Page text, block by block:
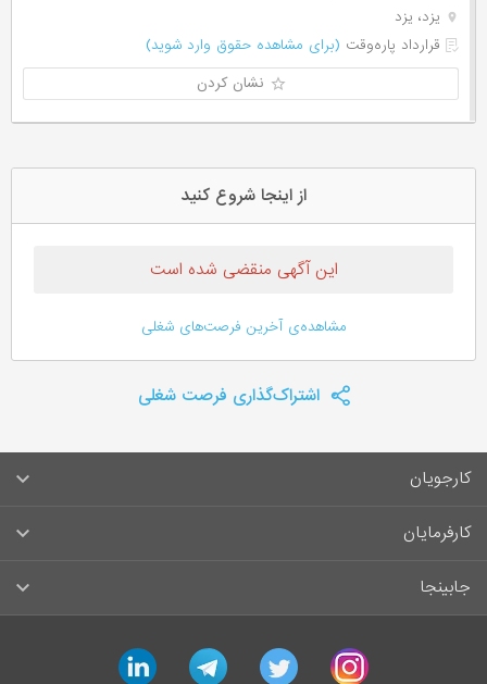
یزد، یزد
قرارداد پاره‌وقت (برای مشاهده حقوق وارد شوید)
نشان کردن
از اینجا شروع کنید
این آگهی منقضی شده است
مشاهده‌ی آخرین فرصت‌های شغلی
اشتراک‌گذاری فرصت شغلی
کارجویان
سوالات متداول کارجویان
لیست مشاغل
آگهی‌های استخدام
کارفرمایان
راهنمای ثبت آگهی استخدام
قوانین و مقررات کارفرمایان
جابینجا
instagram
twitter
telegram
linkedin